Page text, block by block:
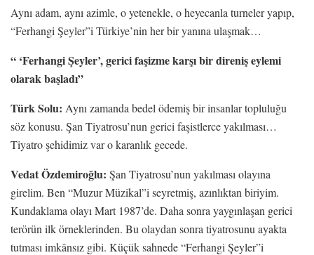
Aynı adam, aynı azimle, o yetenekle, o heyecanla turneler yapıp,
“Ferhangi Şeyler”i Türkiye’nin her bir yanına ulaşmak…
“ ‘Ferhangi Şeyler’, gerici faşizme karşı bir direniş eylemi
olarak başladı”
Türk Solu: Aynı zamanda bedel ödemiş bir insanlar topluluğu
söz konusu. Şan Tiyatrosu’nun gerici faşistlerce yakılması…
Tiyatro şehidimiz var o karanlık gecede.
Vedat Özdemiroğlu: Şan Tiyatrosu’nun yakılması olayına
girelim. Ben “Muzur Müzikal”i seyretmiş, azınlıktan biriyim.
Kundaklama olayı Mart 1987’de. Daha sonra yaygınlaşan gerici
terörün ilk örneklerinden. Bu olaydan sonra tiyatrosunu ayakta
tutması imkânsız gibi. Küçük sahnede “Ferhangi Şeyler”i